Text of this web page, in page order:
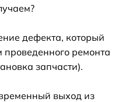
дефекта, который
проведенного ремонта
запчасти).
выход из